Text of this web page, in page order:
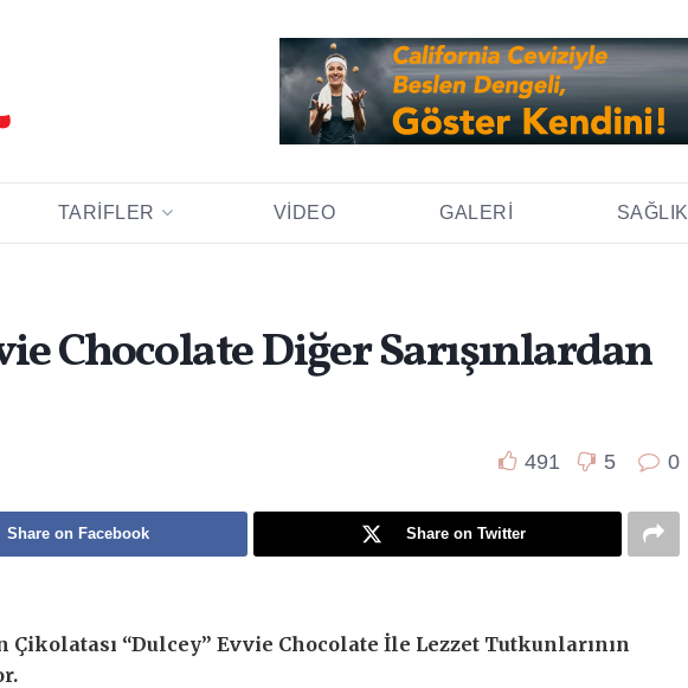
TARIFLER VIDEO GALERI SAĞLIK
Chocolate Diğer Sarışınlardan
491 5 0
Share on Facebook Share on Twitter
Çikolatası “Dulcey” Evvie Chocolate İle Lezzet Tutkunlarının